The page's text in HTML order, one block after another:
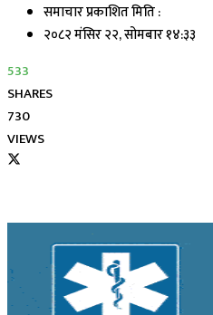
समाचार प्रकाशित मिति :
२०८२ मंसिर २२, सोमबार १४:३३
533
SHARES
730
VIEWS